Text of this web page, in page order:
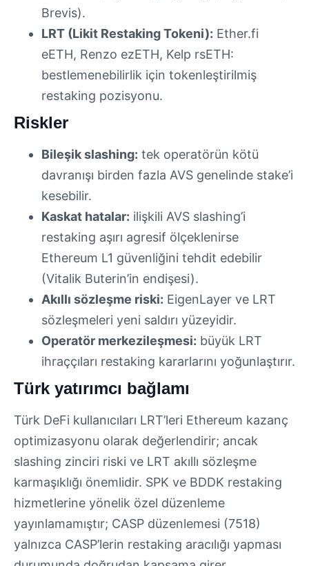
Brevis).
LRT (Likit Restaking Tokeni): Ether.fi
eETH, Renzo ezETH, Kelp rsETH:
bestlemenebilirlik için tokenleştirilmiş
restaking pozisyonu.
Riskler
Bileşik slashing: tek operatörün kötü
davranışı birden fazla AVS genelinde stake’i
kesebilir.
Kaskat hatalar: ilişkili AVS slashing’i
restaking aşırı agresif ölçeklenirse
Ethereum L1 güvenliğini tehdit edebilir
(Vitalik Buterin’in endişesi).
Akıllı sözleşme riski: EigenLayer ve LRT
sözleşmeleri yeni saldırı yüzeyidir.
Operatör merkezileşmesi: büyük LRT
ihraççıları restaking kararlarını yoğunlaştırır.
Türk yatırımcı bağlamı
Türk DeFi kullanıcıları LRT’leri Ethereum kazanç
optimizasyonu olarak değerlendirir; ancak
slashing zinciri riski ve LRT akıllı sözleşme
karmaşıklığı önemlidir. SPK ve BDDK restaking
hizmetlerine yönelik özel düzenleme
yayınlamamıştır; CASP düzenlemesi (7518)
yalnızca CASP’lerin restaking aracılığı yapması